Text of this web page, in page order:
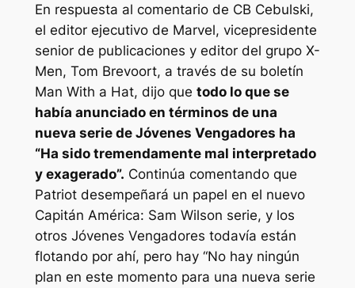
En respuesta al comentario de CB Cebulski,
el editor ejecutivo de Marvel, vicepresidente
senior de publicaciones y editor del grupo X-
Men, Tom Brevoort, a través de su boletín
Man With a Hat, dijo que todo lo que se
había anunciado en términos de una
nueva serie de Jóvenes Vengadores ha
“Ha sido tremendamente mal interpretado
y exagerado”. Continúa comentando que
Patriot desempeñará un papel en el nuevo
Capitán América: Sam Wilson serie, y los
otros Jóvenes Vengadores todavía están
flotando por ahí, pero hay “No hay ningún
plan en este momento para una nueva serie